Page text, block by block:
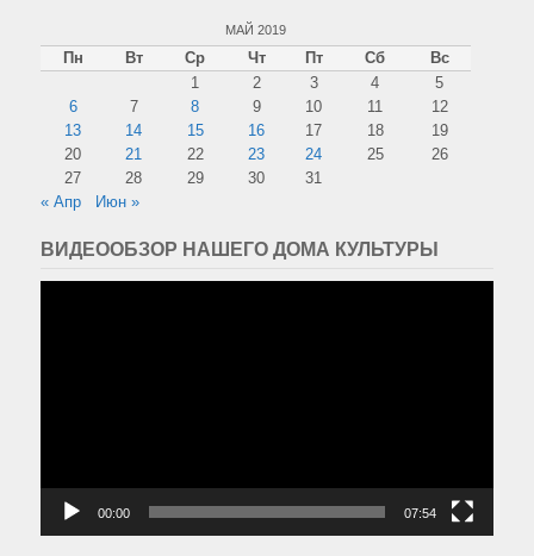
МАЙ 2019
Пн Вт Ср Чт Пт Сб
Вс
1
2 3 4
5
6
7 8 9 10 11
12
13
14 15 16 17 18
19
20
21 22 23 24 25
26
27
28 29 30
31
« Апр
Июн »
ВИДЕООБЗОР НАШЕГО ДОМА КУЛЬТУРЫ
00:00 07:54